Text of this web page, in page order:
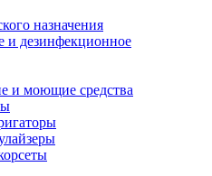
назначения
и дезинфекционное
и моющие средства